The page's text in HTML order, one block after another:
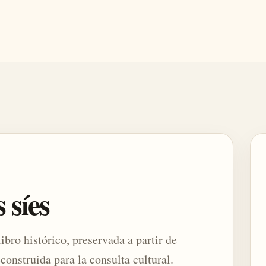
histórico, preservada a partir de
para la consulta cultural.